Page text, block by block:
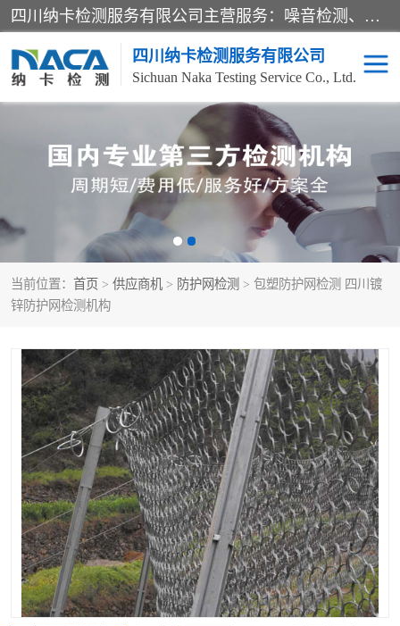
四川纳卡检测服务有限公司主营服务：噪音检测、灯光检测、防护网检测、磁性检测、无损检测、燃烧等级检测；本着严谨、规范的态度严格执行国家现行标准、规范及规程，奉行“科学公正、准确、持续改进、诚信服务”的企业价值和“科学、信誉、服务”的企业宗旨，竭诚为广大客户服务。
四川纳卡检测服务有限公司
Sichuan Naka Testing Service Co., Ltd.
当前位置： 首页 > 供应商机 > 防护网检测 > 包塑防护网检测 四川镀
锌防护网检测机构
噪音检测 灯光检测
防护网检测 磁性检测
燃烧等级检测
可靠性检测 产品检测